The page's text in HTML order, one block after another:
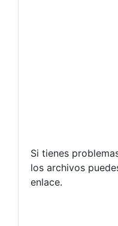
Si tienes
los archivos
enlace.